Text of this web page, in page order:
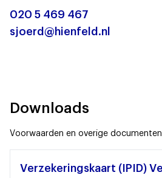
020 5 469 467
sjoerd@hienfeld.nl
Downloads
Voorwaarden en overige documenten